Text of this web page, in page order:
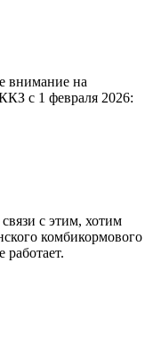
внимание на
c 1 февраля 2026:
с этим, хотим
комбикормового
работает.